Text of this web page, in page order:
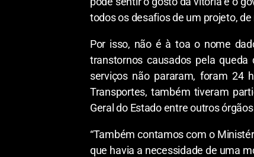
todos os desafios de um projeto,
Por isso, não é à toa o nome
transtornos causados pela
serviços não pararam, foram 24
Transportes, também tiveram
Geral do Estado entre outros
“Também contamos com o
que havia a necessidade de uma